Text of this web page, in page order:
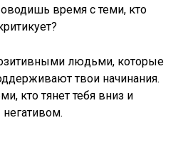
время с теми, кто
людьми, которые
твои начинания.
кто тянет тебя вниз и